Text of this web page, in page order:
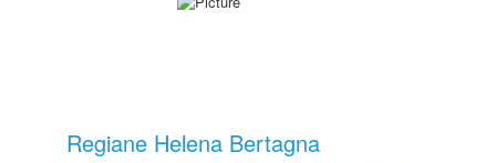
Regiane Helena Bertagna